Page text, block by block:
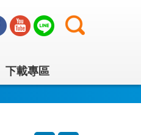
下載專區